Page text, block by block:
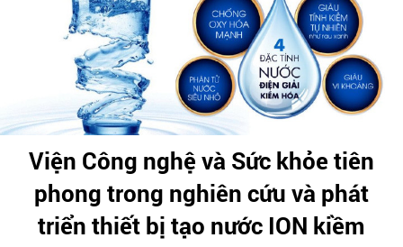
Viện Công nghệ và Sức khỏe tiên
phong trong nghiên cứu và phát
triển thiết bị tạo nước ION kiềm